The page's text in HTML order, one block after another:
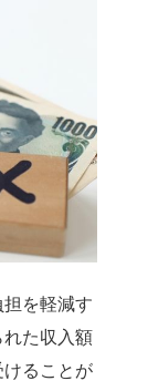
を軽減す
た収入額
ることが